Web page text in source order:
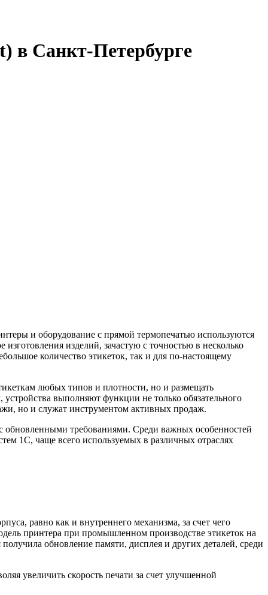
в Санкт-Петербурге
и оборудование с прямой термопечатью используются
изделий, зачастую с точностью в несколько
количество этикеток, так и для по-настоящему
любых типов и плотности, но и размещать
выполняют функции не только обязательного
но и служат инструментом активных продаж.
обновленными требованиями. Среди важных особенностей
1С, чаще всего используемых в различных отраслях
равно как и внутреннего механизма, за счет чего
принтера при промышленном производстве этикеток на
обновление памяти, дисплея и других деталей, среди
увеличить скорость печати за счет улучшенной